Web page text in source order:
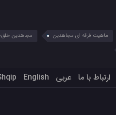
ماهیت فرقه ای مجاهدین مجاهدین
ارتباط با ما عربي English